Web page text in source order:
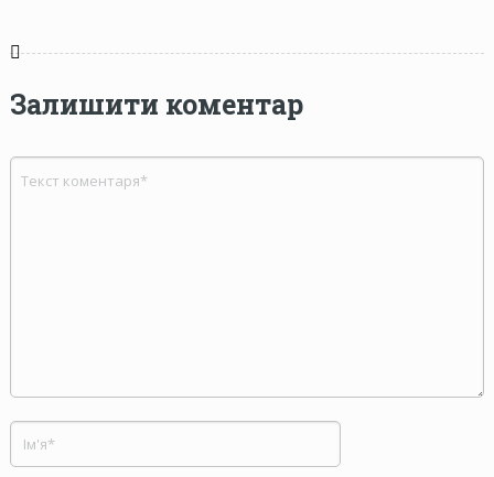
Залишити коментар